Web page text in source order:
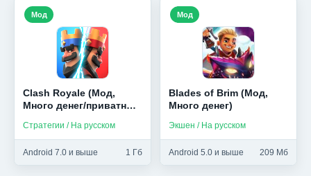
Clash Royale (Мод,
Много денег/приватный
Стратегии / На русском
Android 7.0 и выше 1 Гб
Мод
Blades of Brim (Мод,
Много денег)
Экшен / На русском
Android 5.0 и выше 209 Мб
Мод